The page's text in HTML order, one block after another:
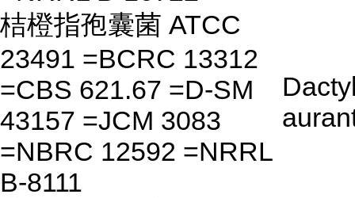
桔橙指孢囊菌 ATCC
23491 =BCRC 13312
=CBS 621.67 =D-SM
43157 =JCM 3083
=NBRC 12592 =NRRL
B-8111